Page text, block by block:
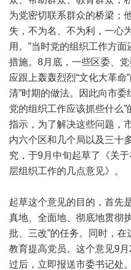
为党密切联系群众的桥梁；
失，不为名、不为利，一心
用。”当时党的组织工作方面
措施。8月底，一些区委、
应跟上轰轰烈烈“文化大革命
清”时期的做法。因此向市委
党的组织工作应该抓些什么
指示，为了解决这些问题，
内六个区和几个局以及三十
究，于9月中旬起草了《关
层组织工作的几点意见》。
起草这个意见的目的，首先
真地、全面地、彻底地贯彻
批、三改”的任务。同时，在
教育提高党员。这个意见9
过后，立即报送市委书记处